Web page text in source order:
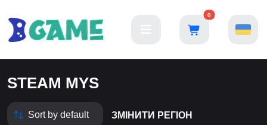
0
STEAM MYS
ЗМІНИТИ РЕГІОН